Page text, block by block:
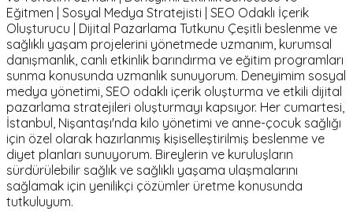
Eğitmen | Sosyal Medya Stratejisti | SEO Odaklı İçerik
Oluşturucu | Dijital Pazarlama Tutkunu Çeşitli beslenme ve
sağlıklı yaşam projelerini yönetmede uzmanım, kurumsal
danışmanlık, canlı etkinlik barındırma ve eğitim programları
sunma konusunda uzmanlık sunuyorum. Deneyimim sosyal
medya yönetimi, SEO odaklı içerik oluşturma ve etkili dijital
pazarlama stratejileri oluşturmayı kapsıyor. Her cumartesi,
İstanbul, Nişantaşı'nda kilo yönetimi ve anne-çocuk sağlığı
için özel olarak hazırlanmış kişiselleştirilmiş beslenme ve
diyet planları sunuyorum. Bireylerin ve kuruluşların
sürdürülebilir sağlık ve sağlıklı yaşama ulaşmalarını
sağlamak için yenilikçi çözümler üretme konusunda
tutkuluyum.